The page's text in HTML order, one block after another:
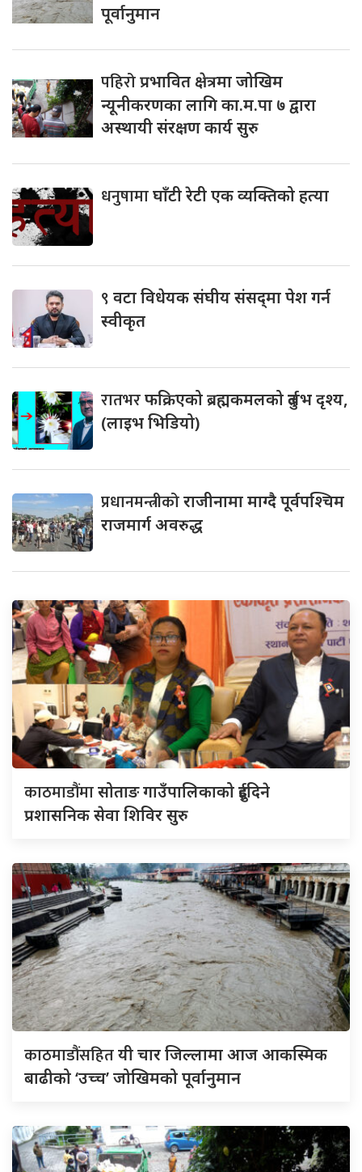
पूर्वानुमान
पहिरोप्रभावित क्षेत्रमा जोखिम
न्यूनीकरणका लागि का.म.पा ७ द्वारा
अस्थायी संरक्षण कार्य सुरु
धनुषामाघाँटी रेटी एक व्यक्तिको हत्या
९ वटा विधेयक संघीय संसद्‌मा पेश गर्न
स्वीकृत
रातभरफक्रिएको ब्रह्मकमलको दुर्लभ दृश्य,
(लाइभ भिडियो)
प्रधानमन्त्रीकोराजीनामा माग्दै पूर्वपश्चिम
राजमार्ग अवरुद्ध
काठमाडौंमासोताङ गाउँपालिकाको दुईदिने
प्रशासनिक सेवा शिविर सुरु
काठमाडौंसहितयी चार जिल्लामा आज आकस्मिक
बाढीको ‘उच्च’ जोखिमको पूर्वानुमान